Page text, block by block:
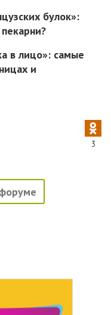
булок»:
в лицо»: самые
и
3